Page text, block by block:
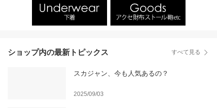
ショップ内の最新トピックス すべて見る
スカジャン、今も人気あるの？
2025/09/03